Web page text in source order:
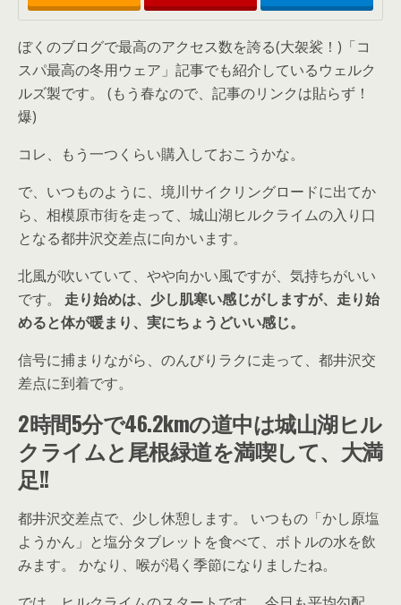
ぼくのブログで最高のアクセス数を誇る(大袈裟！)「コ
スパ最高の冬用ウェア」記事でも紹介しているウェルク
ルズ製です。 (もう春なので、記事のリンクは貼らず！
爆)
コレ、もう一つくらい購入しておこうかな。
で、いつものように、境川サイクリングロードに出てか
ら、相模原市街を走って、城山湖ヒルクライムの入り口
となる都井沢交差点に向かいます。
北風が吹いていて、やや向かい風ですが、気持ちがいい
です。 走り始めは、少し肌寒い感じがしますが、走り始
めると体が暖まり、実にちょうどいい感じ。
信号に捕まりながら、のんびりラクに走って、都井沢交
差点に到着です。
2時間5分で46.2kmの道中は城山湖ヒル
クライムと尾根緑道を満喫して、大満
足!!
都井沢交差点で、少し休憩します。 いつもの「かし原塩
ようかん」と塩分タブレットを食べて、ボトルの水を飲
みます。 かなり、喉が渇く季節になりましたね。